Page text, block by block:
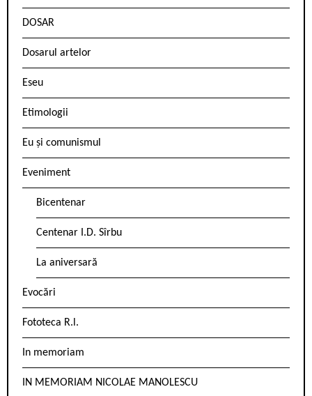
DOSAR
Dosarul artelor
Eseu
Etimologii
Eu și comunismul
Eveniment
Bicentenar
Centenar I.D. Sîrbu
La aniversară
Evocări
Fototeca R.l.
In memoriam
IN MEMORIAM NICOLAE MANOLESCU